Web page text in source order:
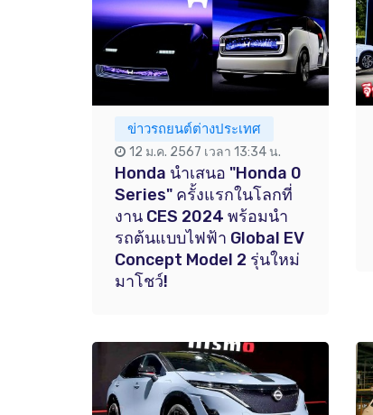
ข่าวรถยนต์ต่างประเทศ
12 ม.ค. 2567 เวลา 13:34 น.
Honda นำเสนอ "Honda 0
Series" ครั้งแรกในโลกที่
งาน CES 2024 พร้อมนำ
รถต้นแบบไฟฟ้า Global EV
Concept Model 2 รุ่นใหม่
มาโชว์!